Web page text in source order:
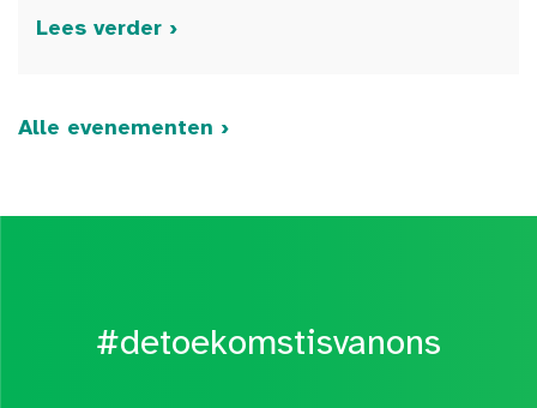
Lees verder ›
Alle evenementen ›
#detoekomstisvanons